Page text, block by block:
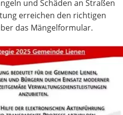
und Schäden an Straßen
erreichen den richtigen
das Mängelformular.